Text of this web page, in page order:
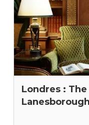
Londres :
Lanesborough